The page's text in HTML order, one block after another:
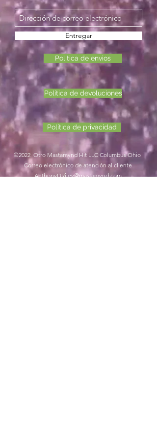
Entregar
Politica de envios
Política de devoluciones
Política de privacidad
©2022 Otro Mastamynd Hit LLC Columbus Ohio
Correo electrónico de atención al cliente
AnthonyDRiley@mastamynd.com